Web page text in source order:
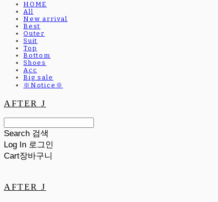
HOME
All
New arrival
Best
Outer
Suit
Top
Bottom
Shoes
Acc
Big sale
※Notice※
AFTER J
Search 검색
Log In 로그인
Cart장바구니
AFTER J